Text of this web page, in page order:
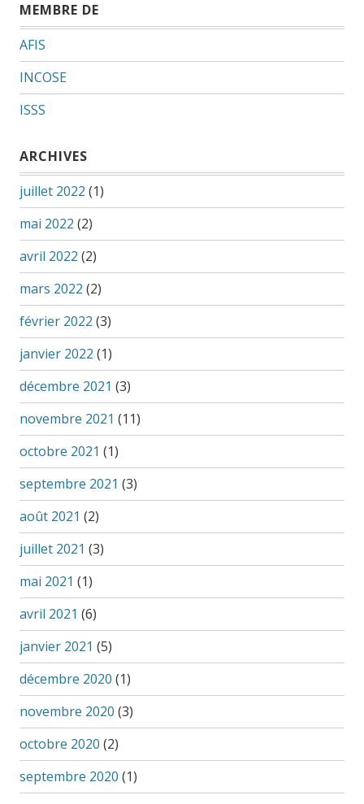
MEMBRE DE
AFIS
INCOSE
ISSS
ARCHIVES
juillet 2022 (1)
mai 2022 (2)
avril 2022 (2)
mars 2022 (2)
février 2022 (3)
janvier 2022 (1)
décembre 2021 (3)
novembre 2021 (11)
octobre 2021 (1)
septembre 2021 (3)
août 2021 (2)
juillet 2021 (3)
mai 2021 (1)
avril 2021 (6)
janvier 2021 (5)
décembre 2020 (1)
novembre 2020 (3)
octobre 2020 (2)
septembre 2020 (1)